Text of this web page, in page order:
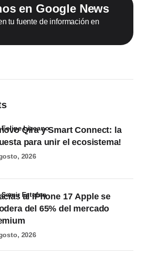
en Google News
tu fuente de información en
Qira y Smart Connect: la
para unir el ecosistema!
Felipe Lizcano
2026
al iPhone 17 Apple se
del 65% del mercado
Samir Estefan
2026